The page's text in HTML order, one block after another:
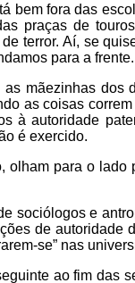
bem fora das
praças de
terror. Aí, se
para a frente.
mãezinhas
as coisas
à autoridade
é exercido.
olham para o
sociólogos e
de
se” nas
ao fim das